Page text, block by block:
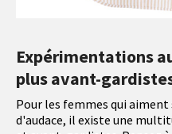
Expérimentations
plus avant-
Pour les femmes qui
d'audace, il existe une